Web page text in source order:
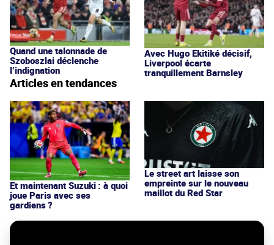
Quand une talonnade de
Szoboszlai déclenche
l’indignation
Avec Hugo Ekitiké décisif,
Liverpool écarte
tranquillement Barnsley
Articles en tendances
Et maintenant Suzuki : à quoi
joue Paris avec ses
gardiens ?
Le street art laisse son
empreinte sur le nouveau
maillot du Red Star